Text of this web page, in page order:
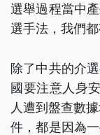
選舉過程當中
選手法，我們都
除了中共的介
國要注意人身
人遭到盤查數
件，都是因為